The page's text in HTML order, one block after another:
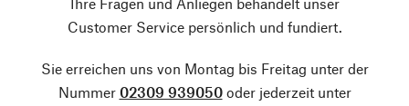
Customer Service persönlich und fundiert.
Sie erreichen uns von Montag bis Freitag unter der
Nummer 02309 939050oder jederzeit unter